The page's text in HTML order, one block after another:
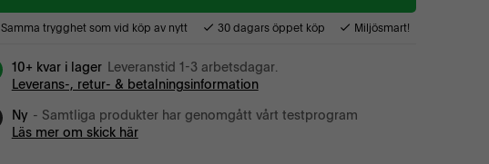
Samma trygghet som vid köp av nytt 30 dagars öppet köp Miljösmart!
10+ kvar i lager Leveranstid 1-3 arbetsdagar.
Leverans-, retur- & betalningsinformation
Ny - Samtliga produkter har genomgått vårt testprogram
Läs mer om skick här